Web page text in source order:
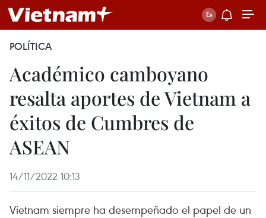
POLÍTICA
Académico camboyano
resalta aportes de Vietnam a
éxitos de Cumbres de
ASEAN
14/11/2022 10:13
Vietnam siempre ha desempeñado el papel de un